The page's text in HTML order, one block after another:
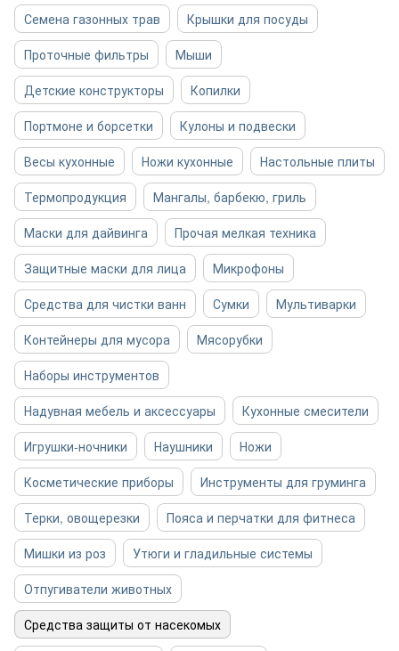
Семена газонных трав
Крышки для посуды
Проточные фильтры
Мыши
Детские конструкторы
Копилки
Портмоне и борсетки
Кулоны и подвески
Весы кухонные
Ножи кухонные
Настольные плиты
Термопродукция
Мангалы, барбекю, гриль
Маски для дайвинга
Прочая мелкая техника
Защитные маски для лица
Микрофоны
Средства для чистки ванн
Сумки
Мультиварки
Контейнеры для мусора
Мясорубки
Наборы инструментов
Надувная мебель и аксессуары
Кухонные смесители
Игрушки-ночники
Наушники
Ножи
Косметические приборы
Инструменты для груминга
Терки, овощерезки
Пояса и перчатки для фитнеса
Мишки из роз
Утюги и гладильные системы
Отпугиватели животных
Средства защиты от насекомых